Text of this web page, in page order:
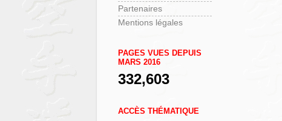
Partenaires
Mentions légales
PAGES VUES DEPUIS
MARS 2016
332,603
ACCÈS THÉMATIQUE